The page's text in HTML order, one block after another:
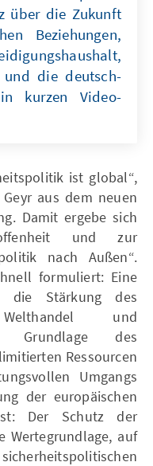
über die Zukunft
Beziehungen,
und die deutsch-
kurzen Video-
ist global“,
aus dem neuen
Damit ergebe sich
und zur
nach Außen“.
formuliert: Eine
die Stärkung des
und
Grundlage des
Ressourcen
Umgangs
der europäischen
Der Schutz der
Wertegrundlage, auf